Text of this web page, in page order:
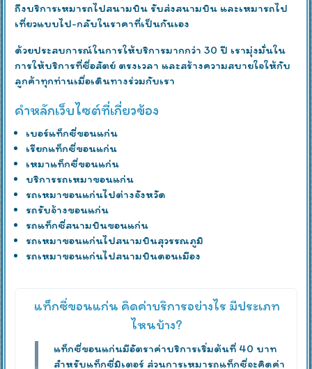
ถึงบริการเหมารถไปสนามบิน รับส่งสนามบิน และเหมารถไป
เที่ยวแบบไป-กลับในราคาที่เป็นกันเอง
ด้วยประสบการณ์ในการให้บริการมากกว่า 30 ปี เรามุ่งมั่นใน
การให้บริการที่ซื่อสัตย์ ตรงเวลา และสร้างความสบายใจให้กับ
ลูกค้าทุกท่านเมื่อเดินทางร่วมกับเรา
คำหลักเว็บไซต์ที่เกี่ยวข้อง
เบอร์แท็กซี่ขอนแก่น
เรียกแท็กซี่ขอนแก่น
เหมาแท็กซี่ขอนแก่น
บริการรถเหมาขอนแก่น
รถเหมาขอนแก่นไปต่างจังหวัด
รถรับจ้างขอนแก่น
รถแท็กซี่สนามบินขอนแก่น
รถเหมาขอนแก่นไปสนามบินสุวรรณภูมิ
รถเหมาขอนแก่นไปสนามบินดอนเมือง
แท็กซี่ขอนแก่น คิดค่าบริการอย่างไร มีประเภท
ไหนบ้าง?
แท็กซี่ขอนแก่นมีอัตราค่าบริการเริ่มต้นที่ 40 บาท
สำหรับแท็กซี่มิเตอร์ ส่วนการเหมารถแท็กซี่จะคิดค่า